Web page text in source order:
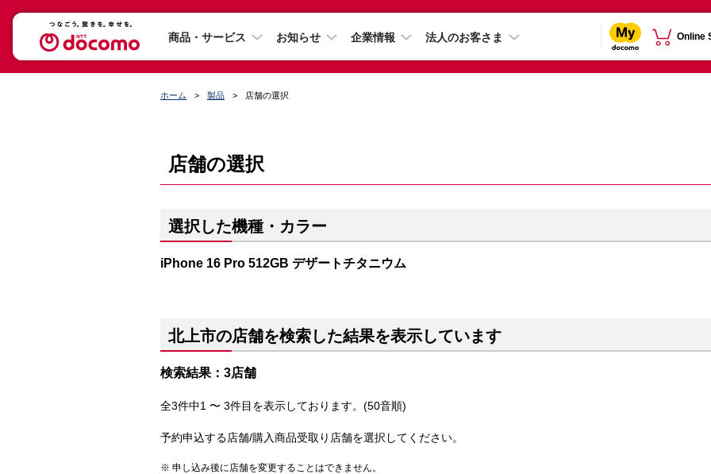
商品・サービス お知らせ 企業情報 法人のお客さま Online
ホーム 製品 店舗の選択
店舗の選択
選択した機種・カラー
iPhone 16 Pro 512GB デザートチタニウム
北上市の店舗を検索した結果を表示しています
検索結果：3店舗
全3件中1 〜 3件目を表示しております。(50音順)
予約申込する店舗/購入商品受取り店舗を選択してください。
申し込み後に店舗を変更することはできません。